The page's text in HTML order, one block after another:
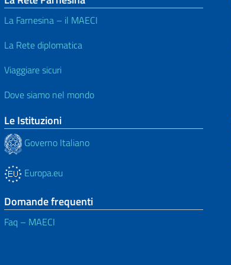
La Farnesina – il MAECI
La Rete diplomatica
Viaggiare sicuri
Dove siamo nel mondo
Le Istituzioni
Governo Italiano
Europa.eu
Domande frequenti
Faq – MAECI